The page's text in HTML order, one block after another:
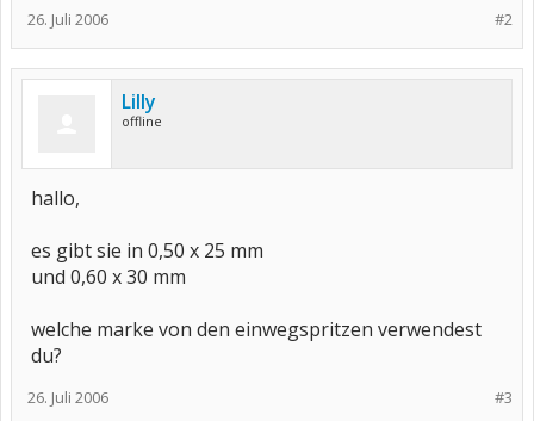
#2
26. Juli 2006
Lilly
offline
hallo,
es gibt sie in 0,50 x 25 mm
und 0,60 x 30 mm
welche marke von den einwegspritzen verwendest
du?
#3
26. Juli 2006